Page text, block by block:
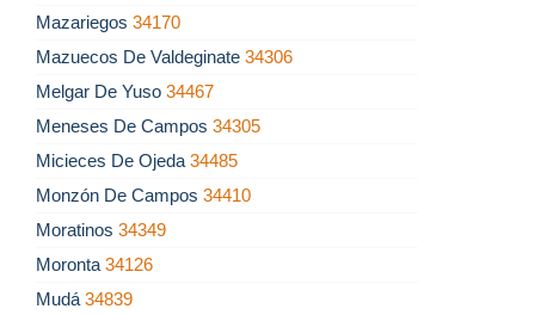
Mazariegos 34170
Mazuecos De Valdeginate 34306
Melgar De Yuso 34467
Meneses De Campos 34305
Micieces De Ojeda 34485
Monzón De Campos 34410
Moratinos 34349
Moronta 34126
Mudá 34839